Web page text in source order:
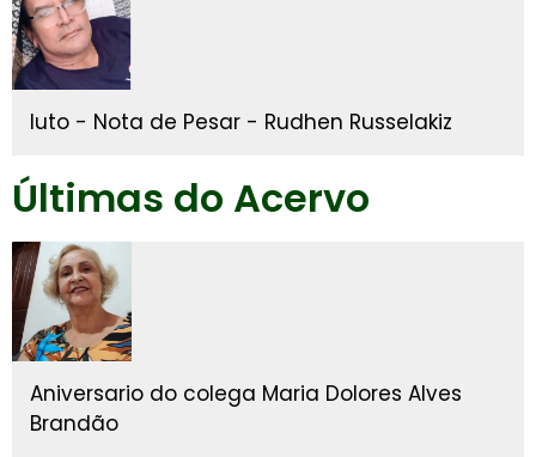
luto - Nota de Pesar - Rudhen Russelakiz
Últimas do Acervo
Aniversario do colega Maria Dolores Alves
Brandão